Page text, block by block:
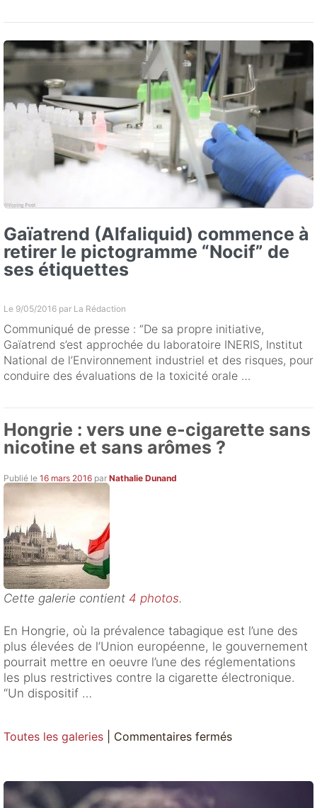
Gaïatrend (Alfaliquid) commence à
retirer le pictogramme “Nocif” de
ses étiquettes
Le 9/05/2016 par La Rédaction
Communiqué de presse : “De sa propre initiative,
Gaïatrend s’est approchée du laboratoire INERIS, Institut
National de l’Environnement industriel et des risques, pour
conduire des évaluations de la toxicité orale …
Hongrie : vers une e-cigarette sans
nicotine et sans arômes ?
Publié le 16 mars 2016 par Nathalie Dunand
Cette galerie contient 4 photos.
En Hongrie, où la prévalence tabagique est l’une des
plus élevées de l’Union européenne, le gouvernement
pourrait mettre en oeuvre l’une des réglementations
les plus restrictives contre la cigarette électronique.
“Un dispositif …
Toutes les galeries Commentaires fermés